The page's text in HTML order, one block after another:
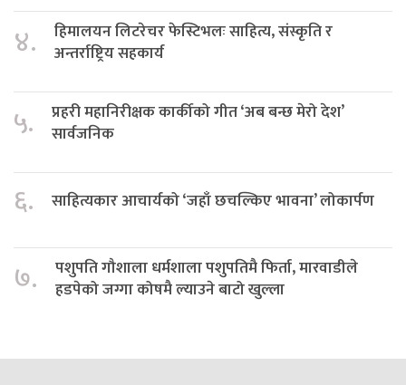
४.
हिमालयन लिटरेचर फेस्टिभलः साहित्य, संस्कृति र
अन्तर्राष्ट्रिय सहकार्य
५.
प्रहरी महानिरीक्षक कार्कीको गीत ‘अब बन्छ मेरो देश’
सार्वजनिक
६. साहित्यकार आचार्यको ‘जहाँ छचल्किए भावना’ लोकार्पण
७.
पशुपति गौशाला धर्मशाला पशुपतिमै फिर्ता, मारवाडीले
हडपेको जग्गा कोषमै ल्याउने बाटो खुल्ला